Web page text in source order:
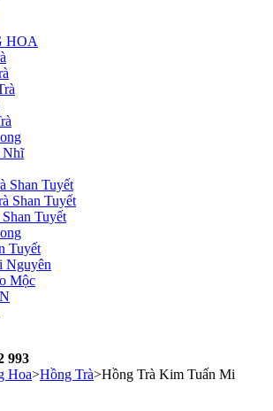
HOA
Nhĩ
Shan Tuyết
Shan Tuyết
Tuyết
Tuyết
Nguyên
Mộc
993
Hoa>Hồng Trà>Hồng Trà Kim Tuấn Mi